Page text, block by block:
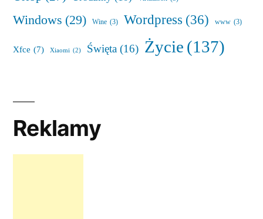
Windows (29) Wine (3) Wordpress (36) www (3)
Xfce (7) Xiaomi (2) Święta (16) Życie(137)
Reklamy